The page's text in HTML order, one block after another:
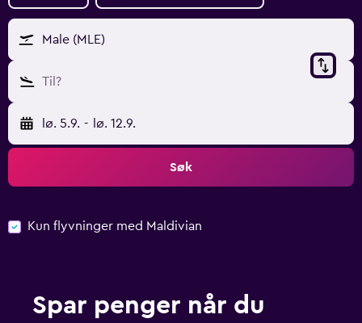
Male (MLE)
Til?
lø. 5.9. - lø. 12.9.
Søk
Kun flyvninger med Maldivian
Spar penger når du